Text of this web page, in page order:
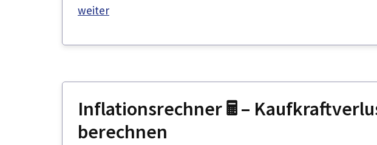
weiter
Inflationsrechner 🖩 –
berechnen